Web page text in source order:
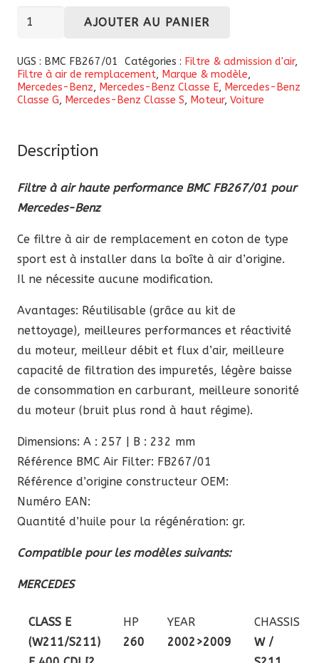
quantité
Filtre
à
air
BMC
pour
Mercedes-
Benz
AJOUTER AU PANIER
UGS : BMC FB267/01 Catégories : Filtre & admission d'air,
Filtre à air de remplacement, Marque & modèle,
Mercedes-Benz, Mercedes-Benz Classe E, Mercedes-Benz
Classe G, Mercedes-Benz Classe S, Moteur, Voiture
Description
Filtre à air haute performance BMC FB267/01 pour
Mercedes-Benz
Ce filtre à air de remplacement en coton de type
sport est à installer dans la boîte à air d’origine.
Il ne nécessite aucune modification.
Avantages: Réutilisable (grâce au kit de
nettoyage), meilleures performances et réactivité
du moteur, meilleur débit et flux d’air, meilleure
capacité de filtration des impuretés, légère baisse
de consommation en carburant, meilleure sonorité
du moteur (bruit plus rond à haut régime).
Dimensions: A : 257 | B : 232 mm
Référence BMC Air Filter: FB267/01
Référence d’origine constructeur OEM:
Numéro EAN:
Quantité d’huile pour la régénération: gr.
Compatible pour les modèles suivants:
MERCEDES
CLASS E
(W211/S211)
HP
260
YEAR
2002>2009
CHASSIS
W /